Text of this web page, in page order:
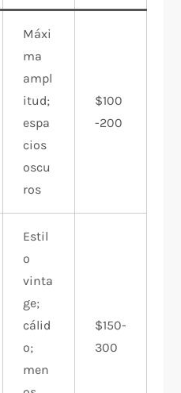
Máxi
ma
ampl
itud;
espa
cios
oscu
ros
$100
-200
Estil
o
vinta
ge;
cálid
o;
men
$150-
300